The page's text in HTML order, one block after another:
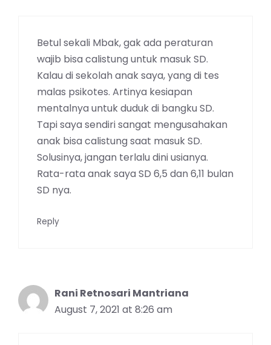
Betul sekali Mbak, gak ada peraturan
wajib bisa calistung untuk masuk SD.
Kalau di sekolah anak saya, yang di tes
malas psikotes. Artinya kesiapan
mentalnya untuk duduk di bangku SD.
Tapi saya sendiri sangat mengusahakan
anak bisa calistung saat masuk SD.
Solusinya, jangan terlalu dini usianya.
Rata-rata anak saya SD 6,5 dan 6,11 bulan
SD nya.
Reply
Rani Retnosari Mantriana
August 7, 2021 at 8:26 am